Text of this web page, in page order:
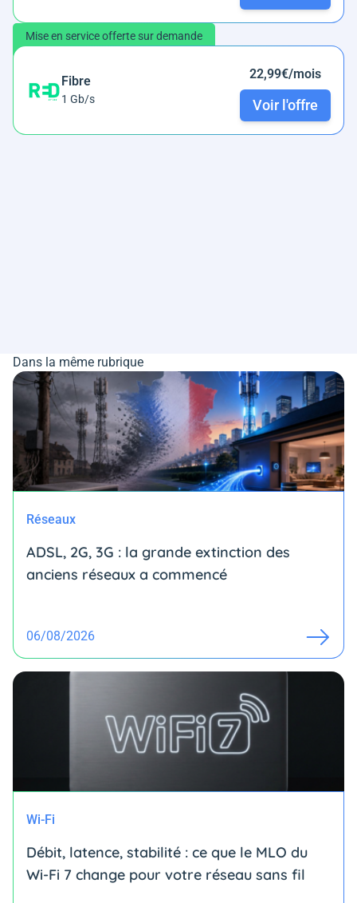
Mise en service offerte sur demande
Fibre
1 Gb/s
22,99€/mois
Voir l'offre
Dans la même rubrique
Réseaux
ADSL, 2G, 3G : la grande extinction des
anciens réseaux a commencé
06/08/2026
Wi-Fi
Débit, latence, stabilité : ce que le MLO du
Wi-Fi 7 change pour votre réseau sans fil